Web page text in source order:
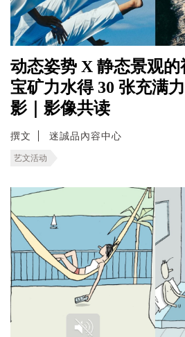
动态姿势 X 静态景观
宝矿力水得 30 张充满
影｜影像共读
撰文 迷誠品內容中心
艺文活动